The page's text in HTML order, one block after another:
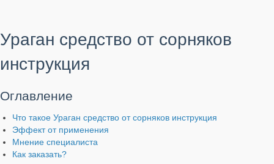
Ураган средство от сорняков
инструкция
Оглавление
Что такое Ураган средство от сорняков инструкция
Эффект от применения
Мнение специалиста
Как заказать?